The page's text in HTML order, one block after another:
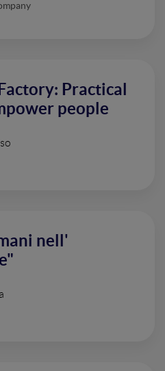
Practical
people
nell'